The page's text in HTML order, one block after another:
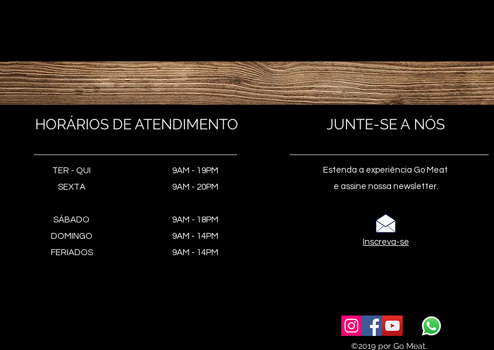
HORÁRIOS DE ATENDIMENTO
TER - QUI
SEXTA
SÁBADO
DOMINGO
FERIADOS
9AM - 19PM
9AM - 20PM
9AM - 18PM
9AM - 14PM
9AM - 14PM
JUNTE-SE A NÓS
Estenda a experiência Go Meat
e assine nossa newsletter.
Inscreva-se
©2019 por Go Meat.